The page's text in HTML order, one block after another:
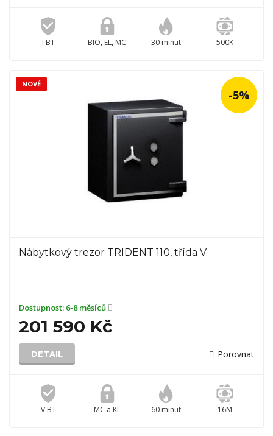
I BT BIO, EL, MC 30 minut 500K
Nábytkový trezor TRIDENT 110, třída V
Dostupnost: 6-8 měsíců
201 590 Kč
DETAIL Porovnat
V BT MC a KL 60 minut 16M
NOVÉ
-5%